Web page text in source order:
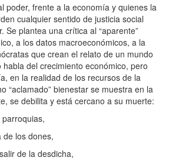
poder, frente a la economía y quienes la
cualquier sentido de justicia social
Se plantea una crítica al “aparente”
a los datos macroeconómicos, a la
que crean el relato de un mundo
del crecimiento económico, pero
en la realidad de los recursos de la
“aclamado” bienestar se muestra en la
se debilita y está cercano a su muerte:
de los dones,
de la desdicha,